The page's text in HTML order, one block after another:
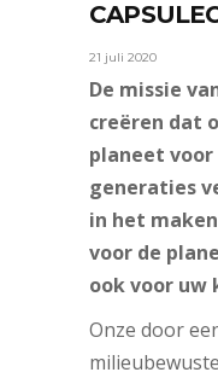
21 juli 2020
De missie
creëren dat
planeet
generaties
in het
voor de
ook voor uw
Onze door